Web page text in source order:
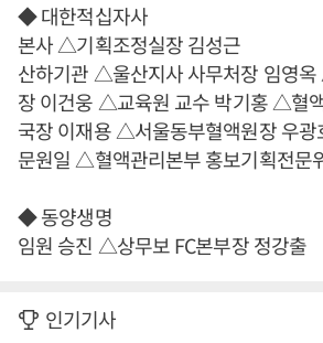
◆ 대한적십자사
본사 △기획조정실장 김성근
산하기관 △울산지사 사무처장 임영
장 이건웅 △교육원 교수 박기홍 △혈
국장 이재용 △서울동부혈액원장 우
문원일 △혈액관리본부 홍보기획전문
◆ 동양생명
임원 승진 △상무보 FC본부장 정강출
인기기사